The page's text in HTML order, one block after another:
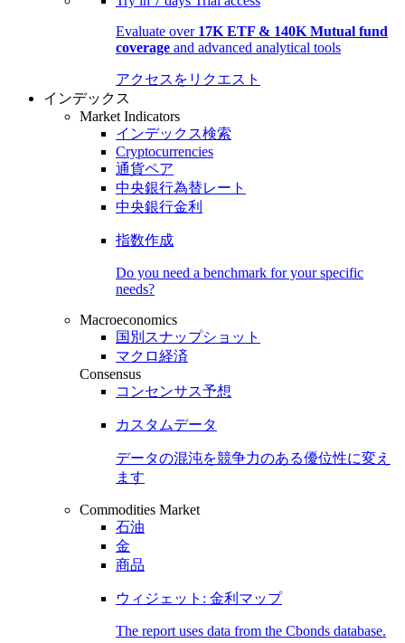
Evaluate over 17K ETF & 140K Mutual fund
coverage and advanced analytical tools
アクセスをリクエスト
インデックス
Market Indicators
インデックス検索
Cryptocurrencies
通貨ペア
中央銀行為替レート
中央銀行金利
指数作成
Do you need a benchmark for your specific
needs?
Macroeconomics
国別スナップショット
マクロ経済
Consensus
コンセンサス予想
カスタムデータ
データの混沌を競争力のある優位性に変え
ます
Commodities Market
石油
金
商品
ウィジェット: 金利マップ
The report uses data from the Cbonds database.